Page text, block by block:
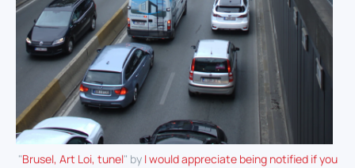
"Brusel, Art Loi, tunel" by I would appreciate being notified if you